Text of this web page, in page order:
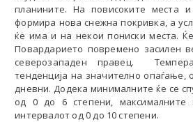
планините. На повисоките места
формира нова снежна покривка, а
ќе има и на некои пониски места.
Повардарието повремено засилен
северозападен правец.
тенденција на значително опаѓање,
дневни. Додека минималните ќе се
од 0 до 6 степени, максималните
интервалот од 0 до 10 степени.